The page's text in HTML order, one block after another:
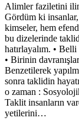
Alimler faziletini
Gördüm ki
kimseler, hem
bu dizelerinde
hatırlayalım. •
• Birinin
Benzetilerek
sonra taklidin
o zaman :
Taklit insanların
yetilerini…